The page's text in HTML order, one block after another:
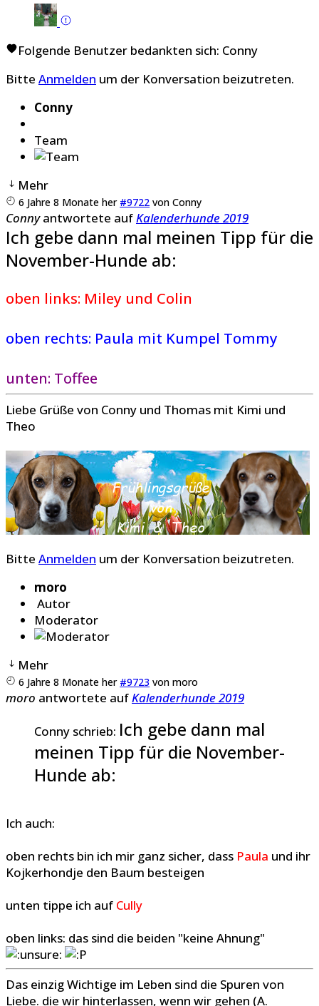
Folgende Benutzer bedankten sich: Conny
Bitte Anmelden um der Konversation beizutreten.
Conny
Team
Mehr
6 Jahre 8 Monate her #9722 vonConny
Connyantwortete aufKalenderhunde 2019
Ich gebe dann mal meinen Tipp für die
November-Hunde ab:
oben links: Miley und Colin
oben rechts: Paula mit Kumpel Tommy
unten: Toffee
Liebe Grüße von Conny und Thomas mit Kimi und
Theo
Bitte Anmelden um der Konversation beizutreten.
moro
Autor
Moderator
Mehr
6 Jahre 8 Monate her #9723 vonmoro
moro antwortete aufKalenderhunde 2019
Conny schrieb: Ich gebe dann mal
meinen Tipp für die November-
Hunde ab:
Ich auch:
oben rechts bin ich mir ganz sicher, dass Paula und ihr
Kojkerhondje den Baum besteigen
unten tippe ich auf Cully
oben links: das sind die beiden "keine Ahnung"
Das einzig Wichtige im Leben sind die Spuren von
Liebe. die wir hinterlassen, wenn wir gehen (A.